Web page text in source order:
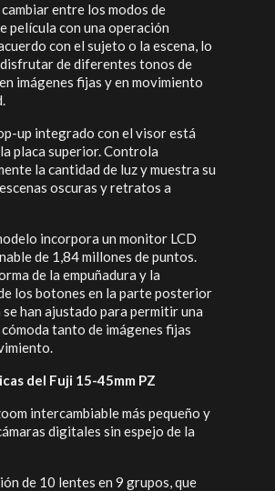
entre los modos de
película con una operación
con el sujeto o la escena, lo
de diferentes tonos de
imágenes fijas y en movimiento
up integrado con el visor está
placa superior. Controla
la cantidad de luz y muestra su
oscuras y retratos a
incorpora un monitor LCD
de 1,84 millones de puntos.
de la empuñadura y la
los botones en la parte posterior
se han ajustado para permitir una
tanto de imágenes fijas
del Fuji 15-45mm PZ
intercambiable más pequeño y
digitales sin espejo de la
de 10 lentes en 9 grupos, que